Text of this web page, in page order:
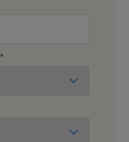
*